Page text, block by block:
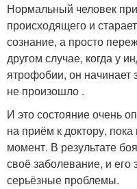
Нормальный человек
происходящего и
сознание, а просто
другом случае, когда у
ятрофобии, он начинает
не произошло .
И это состояние очень
на приём к доктору, пока
момент. В результате
своё заболевание, и
серьёзные проблемы.